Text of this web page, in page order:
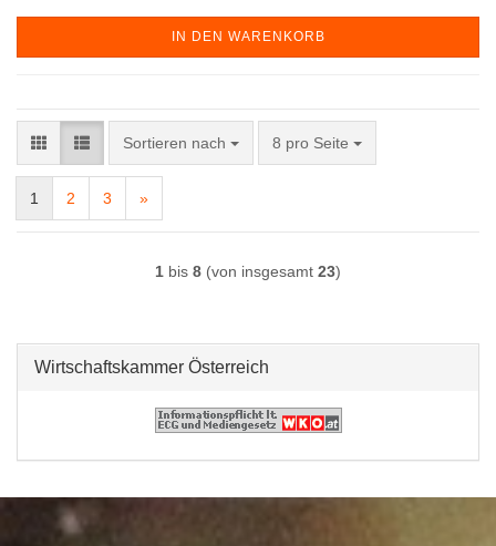
IN DEN WARENKORB
Sortieren nach
Sortieren nach 8 pro Seite
pro Seite
1 2 3 »
1 bis 8 (von insgesamt 23)
Wirtschaftskammer Österreich